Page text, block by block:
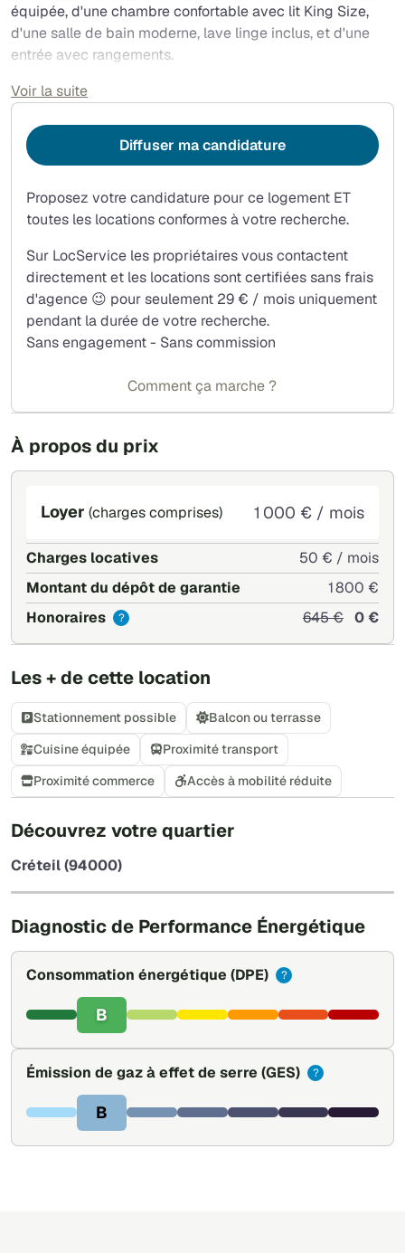
équipée, d'une chambre confortable avec lit King Size,
d'une salle de bain moderne, lave linge inclus, et d'une
entrée avec rangements.
Vous profiterez également d'un balcon, idéal pour les
beaux jours, ainsi que d'une place de parking dans un box
privatif sécurisé, au sein du parking de l'immeuble.
ensoleillé toute la journée.
Les + :
* Très lumineux ??
* Quartier récent et agréable
* Meublé
* Balcon
* Parking en box sécurisé
Voir la suite
À propos du prix
Loyer (charges comprises) 1 000 € / mois
Charges locatives
50 € / mois
Montant du dépôt de garantie
1 800 €
Honoraires
? 645 € 0 €
Les + de cette location
Stationnement possible
Balcon ou terrasse
Cuisine équipée
Proximité transport
Proximité commerce
Accès à mobilité réduite
Découvrez votre quartier
Créteil (94000)
Diagnostic de Performance Énergétique
Consommation énergétique (DPE) ?
B
Émission de gaz à effet de serre (GES) ?
B
Proposez votre candidature pour ce logement ET
toutes les locations conformes à votre recherche.
Sur LocService les propriétaires vous contactent
directement et les locations sont certifiées sans frais
d'agence 😉 pour seulement 29 € / mois uniquement
pendant la durée de votre recherche.
Sans engagement - Sans commission
Diffuser ma candidature
Comment ça marche ?